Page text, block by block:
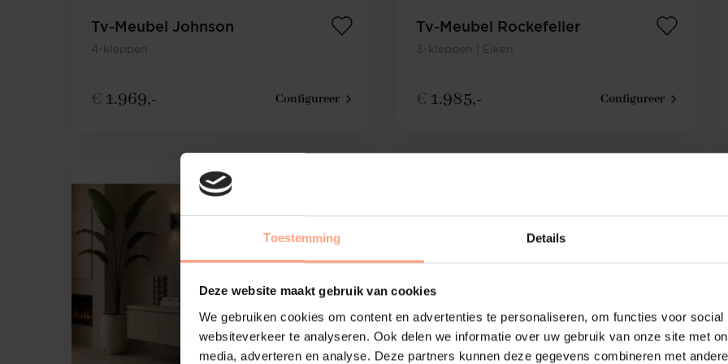
Toestemming Details
Deze website maakt gebruik van cookies
We gebruiken cookies om content en advertenties te personaliseren, om functies voor
websiteverkeer te analyseren. Ook delen we informatie over uw gebruik van onze site met
media, adverteren en analyse. Deze partners kunnen deze gegevens combineren met
Tv-Meubel Johnson
4-kleppen
€ 1.969,- Configureer
Tv-Meubel Rockefeller
3-kleppen | Eiken
€ 1.985,- Configureer